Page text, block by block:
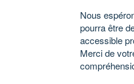
Nous
pourra être
accessible
Merci de